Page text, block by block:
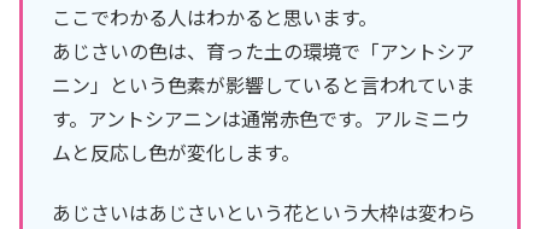
ここでわかる人はわかると思います。
あじさいの色は、育った土の環境で「アントシア
ニン」という色素が影響していると言われていま
す。アントシアニンは通常赤色です。アルミニウ
ムと反応し色が変化します。
あじさいはあじさいという花という大枠は変わら